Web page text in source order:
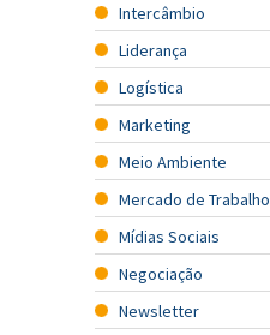
Intercâmbio
Liderança
Logística
Marketing
Meio Ambiente
Mercado de Trabalho
Mídias Sociais
Negociação
Newsletter